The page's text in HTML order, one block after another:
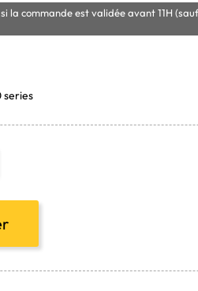
la commande est validée avant 11H
series